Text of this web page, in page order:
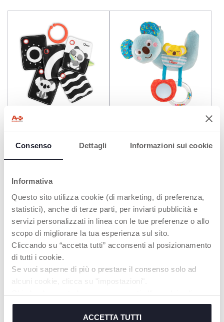
Consenso Dettagli Informazioni sui cookie
Informativa
Questo sito utilizza cookie (di marketing, di preferenza,
statistici), anche di terze parti, per inviarti pubblicità e
servizi personalizzati in linea con le tue preferenze o allo
scopo di migliorare la tua esperienza sul sito.
Cliccando su “accetta tutti” acconsenti al posizionamento
di tutti i cookie.
Se vuoi saperne di più o prestare il consenso solo ad
alcuni cookie, clicca su "impostazioni".
Chiudendo questo banner acconsenti all’uso dei soli
cookie tecnici, indispensabili per fruire del servizio
ACCETTA TUTTI
colorate & bianco e nero
Pesciolini
Gufo Trillino ECO+